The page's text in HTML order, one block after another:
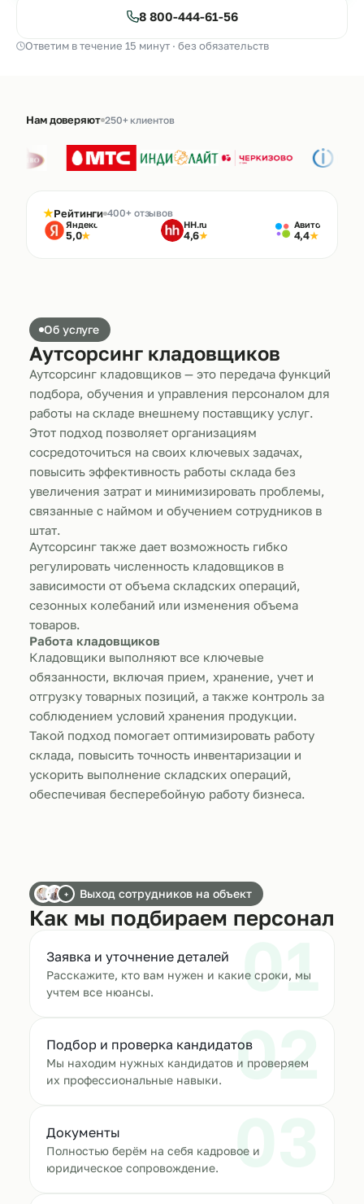
8 800-444-61-56
Ответим в течение 15 минут · без обязательств
Нам доверяют 250+ клиентов
★Рейтинги 400+ отзывов
Яндекс
5,0★
HH.ru
4,6★
Авито
4,4★
Об услуге
Аутсорсинг кладовщиков
Аутсорсинг кладовщиков — это передача функций
подбора, обучения и управления персоналом для
работы на складе внешнему поставщику услуг.
Этот подход позволяет организациям
сосредоточиться на своих ключевых задачах,
повысить эффективность работы склада без
увеличения затрат и минимизировать проблемы,
связанные с наймом и обучением сотрудников в
штат.
Аутсорсинг также дает возможность гибко
регулировать численность кладовщиков в
зависимости от объема складских операций,
сезонных колебаний или изменения объема
товаров.
Работа кладовщиков
Кладовщики выполняют все ключевые
обязанности, включая прием, хранение, учет и
отгрузку товарных позиций, а также контроль за
соблюдением условий хранения продукции.
Такой подход помогает оптимизировать работу
склада, повысить точность инвентаризации и
ускорить выполнение складских операций,
обеспечивая бесперебойную работу бизнеса.
+ Выход сотрудников на объект
Как мы подбираем персонал
01
Заявка и уточнение деталей
Расскажите, кто вам нужен и какие сроки, мы
учтем все нюансы.
02
Подбор и проверка кандидатов
Мы находим нужных кандидатов и проверяем
их профессиональные навыки.
03
Документы
Полностью берём на себя кадровое и
юридическое сопровождение.